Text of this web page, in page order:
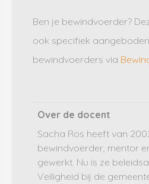
Ben je bewindvoerder?
ook specifiek
bewindvoerders via
Over de docent
Sacha Ros heeft van
bewindvoerder, mentor
gewerkt. Nu is ze
Veiligheid bij de